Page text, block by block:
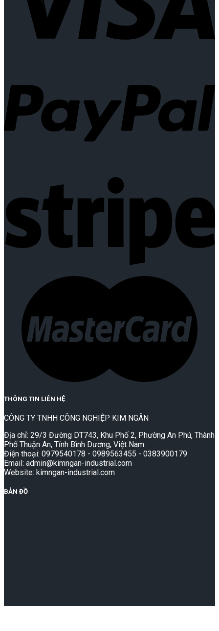
THÔNG TIN LIÊN HỆ
CÔNG TY TNHH CÔNG NGHIỆP KIM NGÂN
Địa chỉ: 29/3 Đường DT743, Khu Phố 2, Phường An Phú, Thành
Phố Thuận An, Tỉnh Bình Dương, Việt Nam.
Điện thoại: 0979540178 - 0989563455 - 0383900179
Email: admin@kimngan-industrial.com
Website: kimngan-industrial.com
BẢN ĐỒ